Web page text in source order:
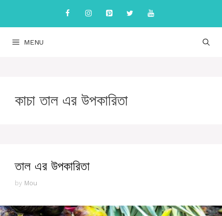
content
MENU
কাচা তাল এর উপকারিতা
তাল এর উপকারিতা
by Mou